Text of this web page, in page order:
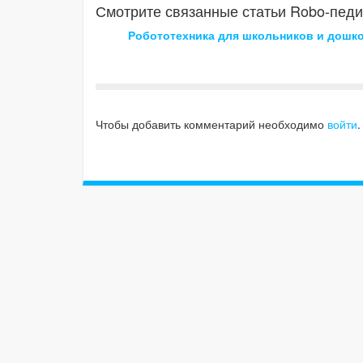
Смотрите связанные статьи Robo-
Робототехника для школьников и
Чтобы добавить комментарий необходимо войти.